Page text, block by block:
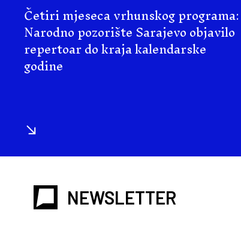
Četiri mjeseca vrhunskog programa:
Narodno pozorište Sarajevo objavilo
repertoar do kraja kalendarske
godine
NEWSLETTER